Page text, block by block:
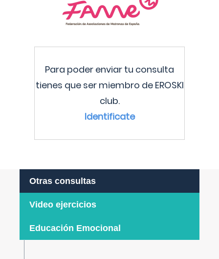
Para poder enviar tu consulta
tienes que ser miembro de EROSKI
club.
Identificate
Otras consultas
Video ejercicios
Educación Emocional